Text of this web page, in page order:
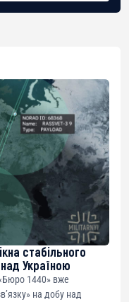
стабільного
Україною
«Бюро 1440» вже
на добу над